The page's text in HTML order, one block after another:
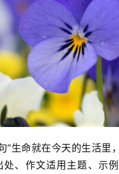
“生命就在今天的生活里
处、作文适用主题、示